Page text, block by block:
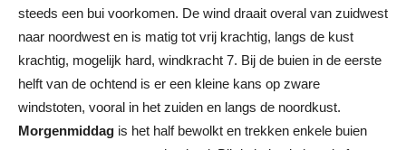
steeds een bui voorkomen. De wind draait overal van zuidwest
naar noordwest en is matig tot vrij krachtig, langs de kust
krachtig, mogelijk hard, windkracht 7. Bij de buien in de eerste
helft van de ochtend is er een kleine kans op zware
windstoten, vooral in het zuiden en langs de noordkust.
Morgenmiddag is het half bewolkt en trekken enkele buien